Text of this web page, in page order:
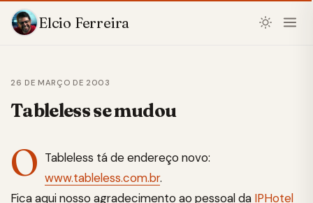
Elcio Ferreira
26 DE MARÇO DE 2003
Tableless se mudou
O Tableless tá de endereço novo:
www.tableless.com.br.
Fica aqui nosso agradecimento ao pessoal da IPHotel